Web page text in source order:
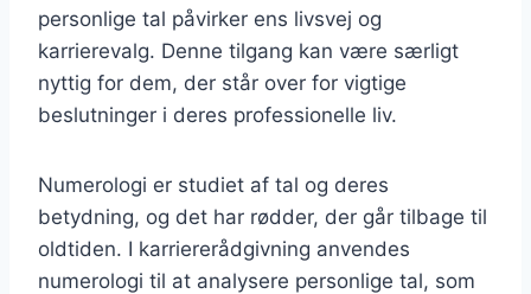
personlige tal påvirker ens livsvej og
karrierevalg. Denne tilgang kan være særligt
nyttig for dem, der står over for vigtige
beslutninger i deres professionelle liv.
Numerologi er studiet af tal og deres
betydning, og det har rødder, der går tilbage til
oldtiden. I karriererådgivning anvendes
numerologi til at analysere personlige tal, som